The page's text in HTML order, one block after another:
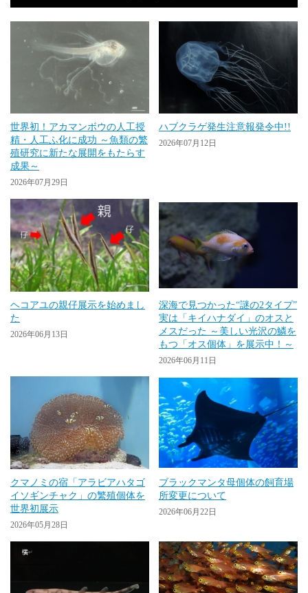
世界初！アカマンボウの人工授
精・人工ふ化に成功 ～魚類の繁
殖研究に新たな展開をもたらす
成果～
2026年07月29日
ハブクラゲ発生注意報発令中!!
2026年07月12日
ヘコアユの親仔展示を始めまし
た
2026年06月13日
深海で見つかった“謎の2タイプ”
実は「キイハナダイ」のオスと
メスだった ～美しい光沢の鱗を
もつ「オス個体」を展示中！～
2026年06月11日
クマノミの宿「アラビアハタゴ
イソギンチャク」の繁殖個体を
世界初展示
2026年05月28日
ブラックマンタ母個体の飼育場
所変更について
2026年06月22日